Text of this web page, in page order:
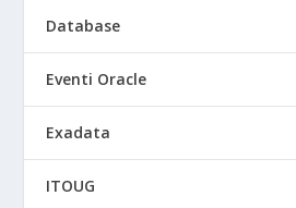
Database
Eventi Oracle
Exadata
ITOUG